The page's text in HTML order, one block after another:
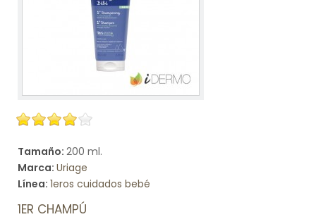
Tamaño: 200 ml.
Marca: Uriage
Línea: 1eros cuidados bebé
1ER CHAMPÚ